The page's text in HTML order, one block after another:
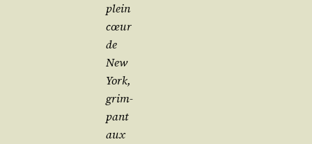
plein
cœur
de
New
York,
grim­
pant
aux